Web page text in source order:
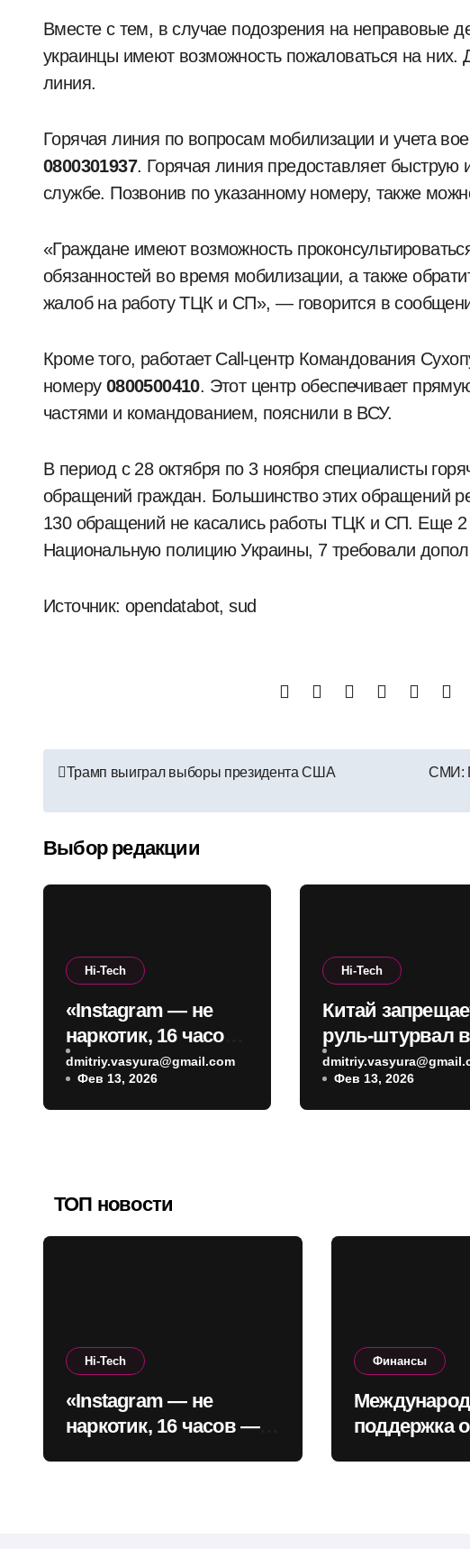
Вместе с тем, в случае подозрения на неправовые
украинцы имеют возможность пожаловаться на них.
линия.
Горячая линия по вопросам мобилизации и учета
0800301937. Горячая линия предоставляет
службе. Позвонив по указанному номеру, также
«Граждане имеют возможность
обязанностей во время мобилизации, а также
жалоб на работу ТЦК и СП», — говорится в
Кроме того, работает Call-центр Командования
номеру 0800500410. Этот центр обеспечивает
частями и командованием, пояснили в ВСУ.
В период с 28 октября по 3 ноября специалисты
обращений граждан. Большинство этих обращений
130 обращений не касались работы ТЦК и СП. Еще
Национальную полицию Украины, 7 требовали
Источник: opendatabot, sud
Навигация
по
записям
Трамп выиграл выборы президента США
СМИ:
Выбор редакции
Hi-Tech
«Instagram — не
наркотик, 16 часов
— не
зависимость»: CEO
платформы сделал
dmitriy.vasyura@gmail.com
Фев 13, 2026
Hi-Tech
Китай
руль-штурвал в
авто вслед за
скрытыми
ручками: все —
Фев 13, 2026
ТОП новости
Hi-Tech
«Instagram — не
наркотик, 16 часов —
Финансы
поддержка